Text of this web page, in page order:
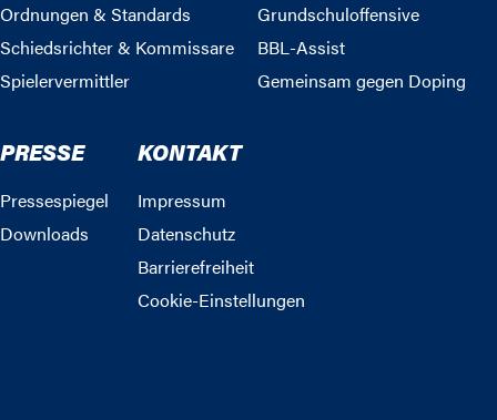
Ordnungen & Standards
Schiedsrichter & Kommissare
Spielervermittler
Grundschuloffensive
BBL-Assist
Gemeinsam gegen Doping
PRESSE
Pressespiegel
Downloads
KONTAKT
Impressum
Datenschutz
Barrierefreiheit
Cookie-Einstellungen